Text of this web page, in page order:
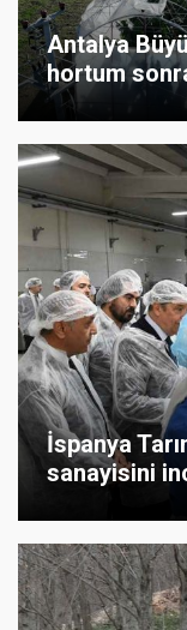
Antalya
hortum
İspanya
sanayisini